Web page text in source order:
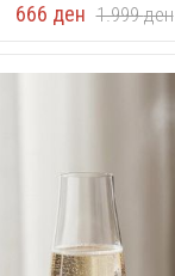
666 ден 1.999ден